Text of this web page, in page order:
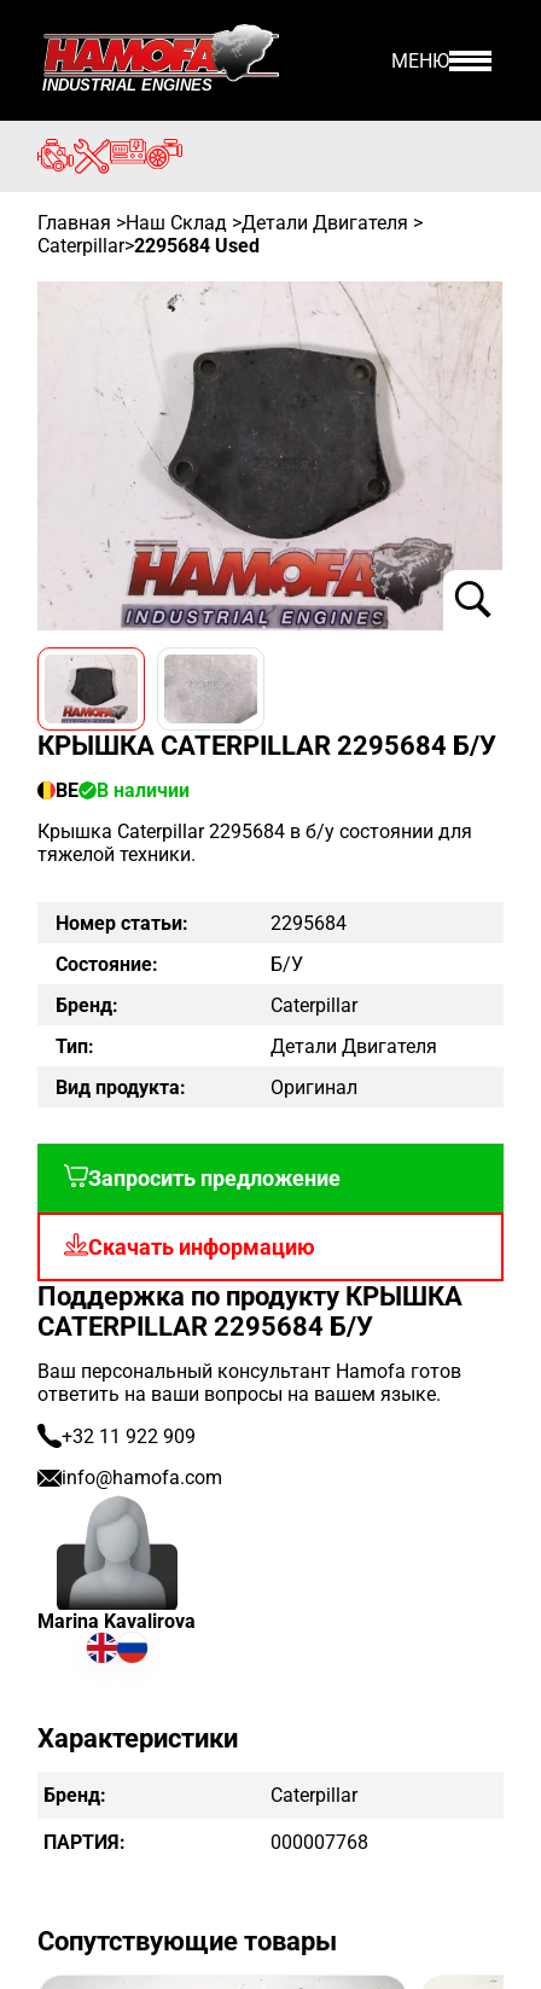
МЕНЮ
Главная >Наш Склад >Детали Двигателя >
Caterpillar>2295684 Used
КРЫШКА CATERPILLAR 2295684 Б/У
BE
В наличии
Крышка Caterpillar 2295684 в б/у состоянии для
тяжелой техники.
Номер статьи:
2295684
Состояние:
Б/у
Бренд:
Caterpillar
Тип:
Детали Двигателя
Вид продукта:
Оригинал
Запросить предложение
Скачать информацию
Поддержка по продукту КРЫШКА
CATERPILLAR 2295684 Б/У
Ваш персональный консультант Hamofa готов
ответить на ваши вопросы на вашем языке.
+32 11 922 909
info@hamofa.com
Marina Kavalirova
Характеристики
Бренд: Caterpillar
ПАРТИЯ: 000007768
Сопутствующие товары